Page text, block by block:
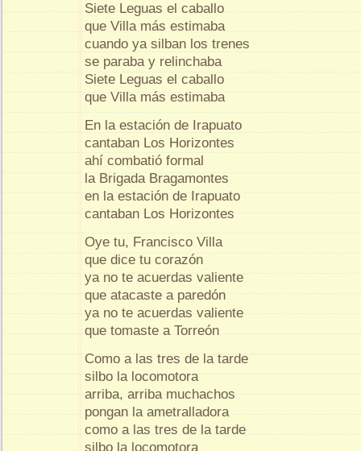
Siete Leguas el caballo
que Villa más estimaba
cuando ya silban los trenes
se paraba y relinchaba
Siete Leguas el caballo
que Villa más estimaba
En la estación de Irapuato
cantaban Los Horizontes
ahí combatió formal
la Brigada Bragamontes
en la estación de Irapuato
cantaban Los Horizontes
Oye tu, Francisco Villa
que dice tu corazón
ya no te acuerdas valiente
que atacaste a paredón
ya no te acuerdas valiente
que tomaste a Torreón
Como a las tres de la tarde
silbo la locomotora
arriba, arriba muchachos
pongan la ametralladora
como a las tres de la tarde
silbo la locomotora